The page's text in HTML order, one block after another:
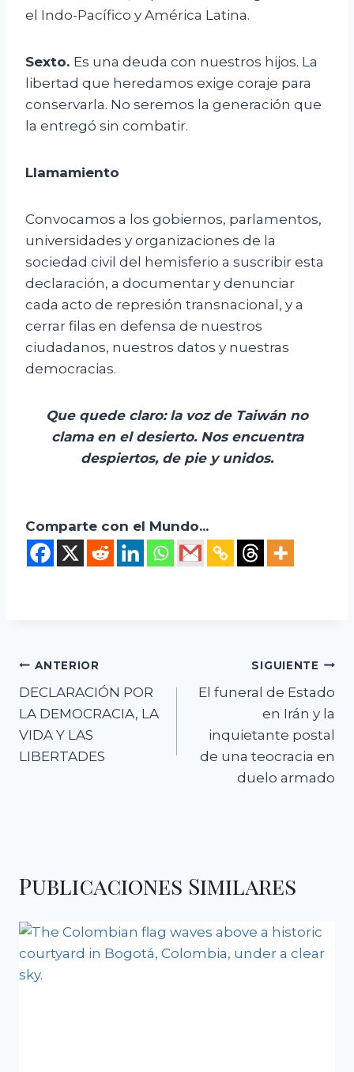
el Indo-Pacífico y América Latina.
Sexto. Es una deuda con nuestros hijos. La
libertad que heredamos exige coraje para
conservarla. No seremos la generación que
la entregó sin combatir.
Llamamiento
Convocamos a los gobiernos, parlamentos,
universidades y organizaciones de la
sociedad civil del hemisferio a suscribir esta
declaración, a documentar y denunciar
cada acto de represión transnacional, y a
cerrar filas en defensa de nuestros
ciudadanos, nuestros datos y nuestras
democracias.
Que quede claro: la voz de Taiwán no
clama en el desierto. Nos encuentra
despiertos, de pie y unidos.
Comparte con el Mundo...
Navegación
de
entradas
ANTERIOR
DECLARACIÓN POR
LA DEMOCRACIA, LA
VIDA Y LAS
LIBERTADES
SIGUIENTE
El funeral de Estado
en Irán y la
inquietante postal
de una teocracia en
duelo armado
Publicaciones Similares